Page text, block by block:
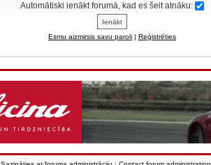
Automātiski ienākt forumā, kad es šeit atnāku:
Esmu aizmirsis savu paroli | Reģistrēties